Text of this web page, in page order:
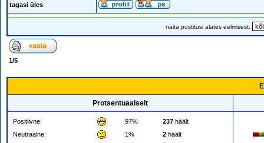
tagasi üles
näita postitusi alates eelmisest:
1/5
Protsentuaalselt
Positiivne: 97% 237 häält
Neutraalne:
1% 2 häält